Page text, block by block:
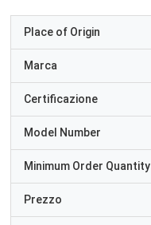
Place of Origin
Marca
Certificazione
Model Number
Minimum Order Quantity
Prezzo